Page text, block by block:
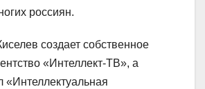
россиян.
создает собственное
«Интеллект-ТВ», а
«Интеллектуальная